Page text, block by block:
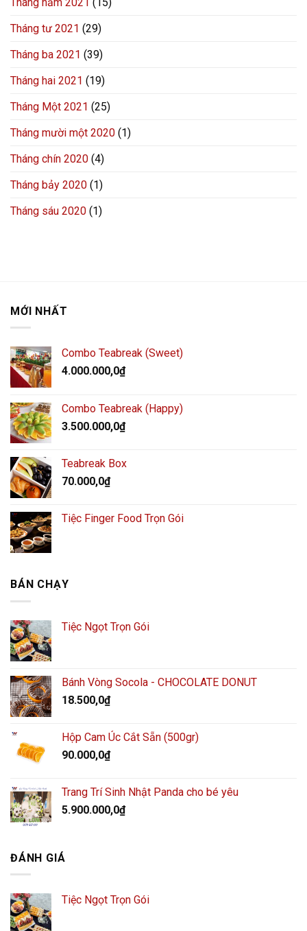
Tháng tư 2021 (29)
Tháng ba 2021 (39)
Tháng hai 2021 (19)
Tháng Một 2021 (25)
Tháng mười một 2020 (1)
Tháng chín 2020 (4)
Tháng bảy 2020 (1)
Tháng sáu 2020 (1)
MỚI NHẤT
Combo Teabreak (Sweet)
4.000.000,0₫
Combo Teabreak (Happy)
3.500.000,0₫
Teabreak Box
70.000,0₫
Tiệc Finger Food Trọn Gói
BÁN CHẠY
Tiệc Ngọt Trọn Gói
Bánh Vòng Socola - CHOCOLATE DONUT
18.500,0₫
Hộp Cam Úc Cắt Sẵn (500gr)
90.000,0₫
Trang Trí Sinh Nhật Panda cho bé yêu
5.900.000,0₫
ĐÁNH GIÁ
Tiệc Ngọt Trọn Gói